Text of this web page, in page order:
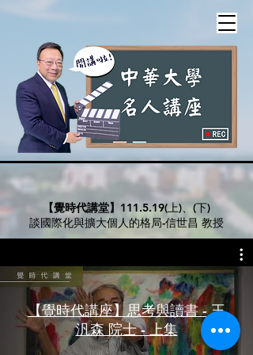
【覺時代講堂】 111.5.19(上)、(下)
談國際化與擴大個人的格局-信世昌 教授
【覺時代講座】思考與讀書 - 王
汎森 院士 - 上集